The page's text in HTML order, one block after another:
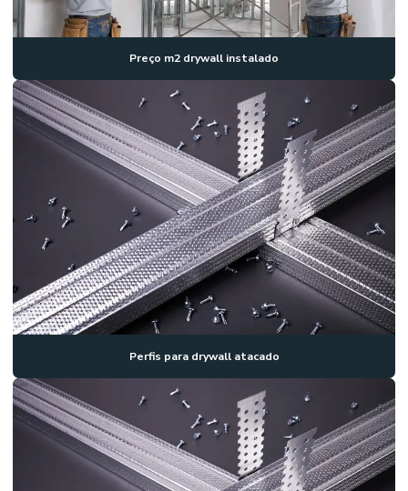
Preço m2 drywall instalado
Perfis para drywall atacado